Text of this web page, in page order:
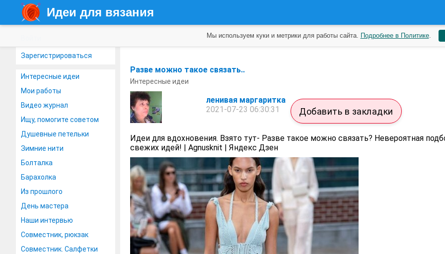
Идеи для вязания
Зарегистрироваться
Интересные идеи
Мои работы
Видео журнал
Ищу, помогите советом
Душевные петельки
Зимние нити
Болталка
Барахолка
Из прошлого
День мастера
Наши интервью
Совместник, рюкзак
Совместник. Салфетки
Разве можно такое связать..
Интересные идеи
ленивая маргаритка
2021-07-23 06:30:31
Добавить в закладки
Идеи для вдохновения. Взято тут- Разве такое можно связать? Невероятная
свежих идей! | Agnusknit | Яндекс Дзен
Мы используем куки и метрики для работы сайта. Подробнее в Политике.